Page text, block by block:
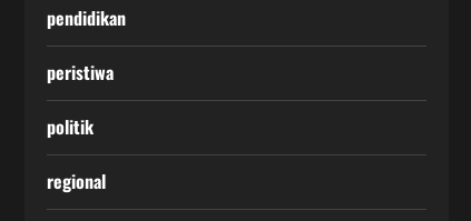
pendidikan
peristiwa
politik
regional